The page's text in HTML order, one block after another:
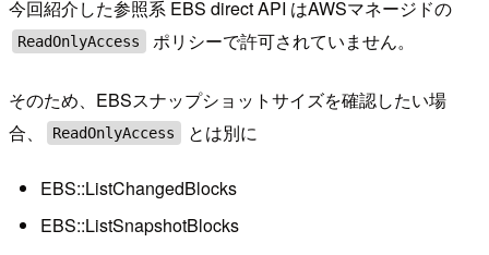
今回紹介した参照系 EBS direct API はAWSマネージドの
ReadOnlyAccess ポリシーで許可されていません。
そのため、EBSスナップショットサイズを確認したい場
合、
ReadOnlyAccess とは別に
EBS::ListChangedBlocks
EBS::ListSnapshotBlocks